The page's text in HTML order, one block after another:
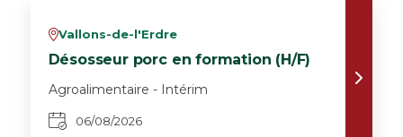
vVallons-de-l'Erdre
Désosseur porc en formation (H/F)
Agroalimentaire - Intérim
06/08/2026